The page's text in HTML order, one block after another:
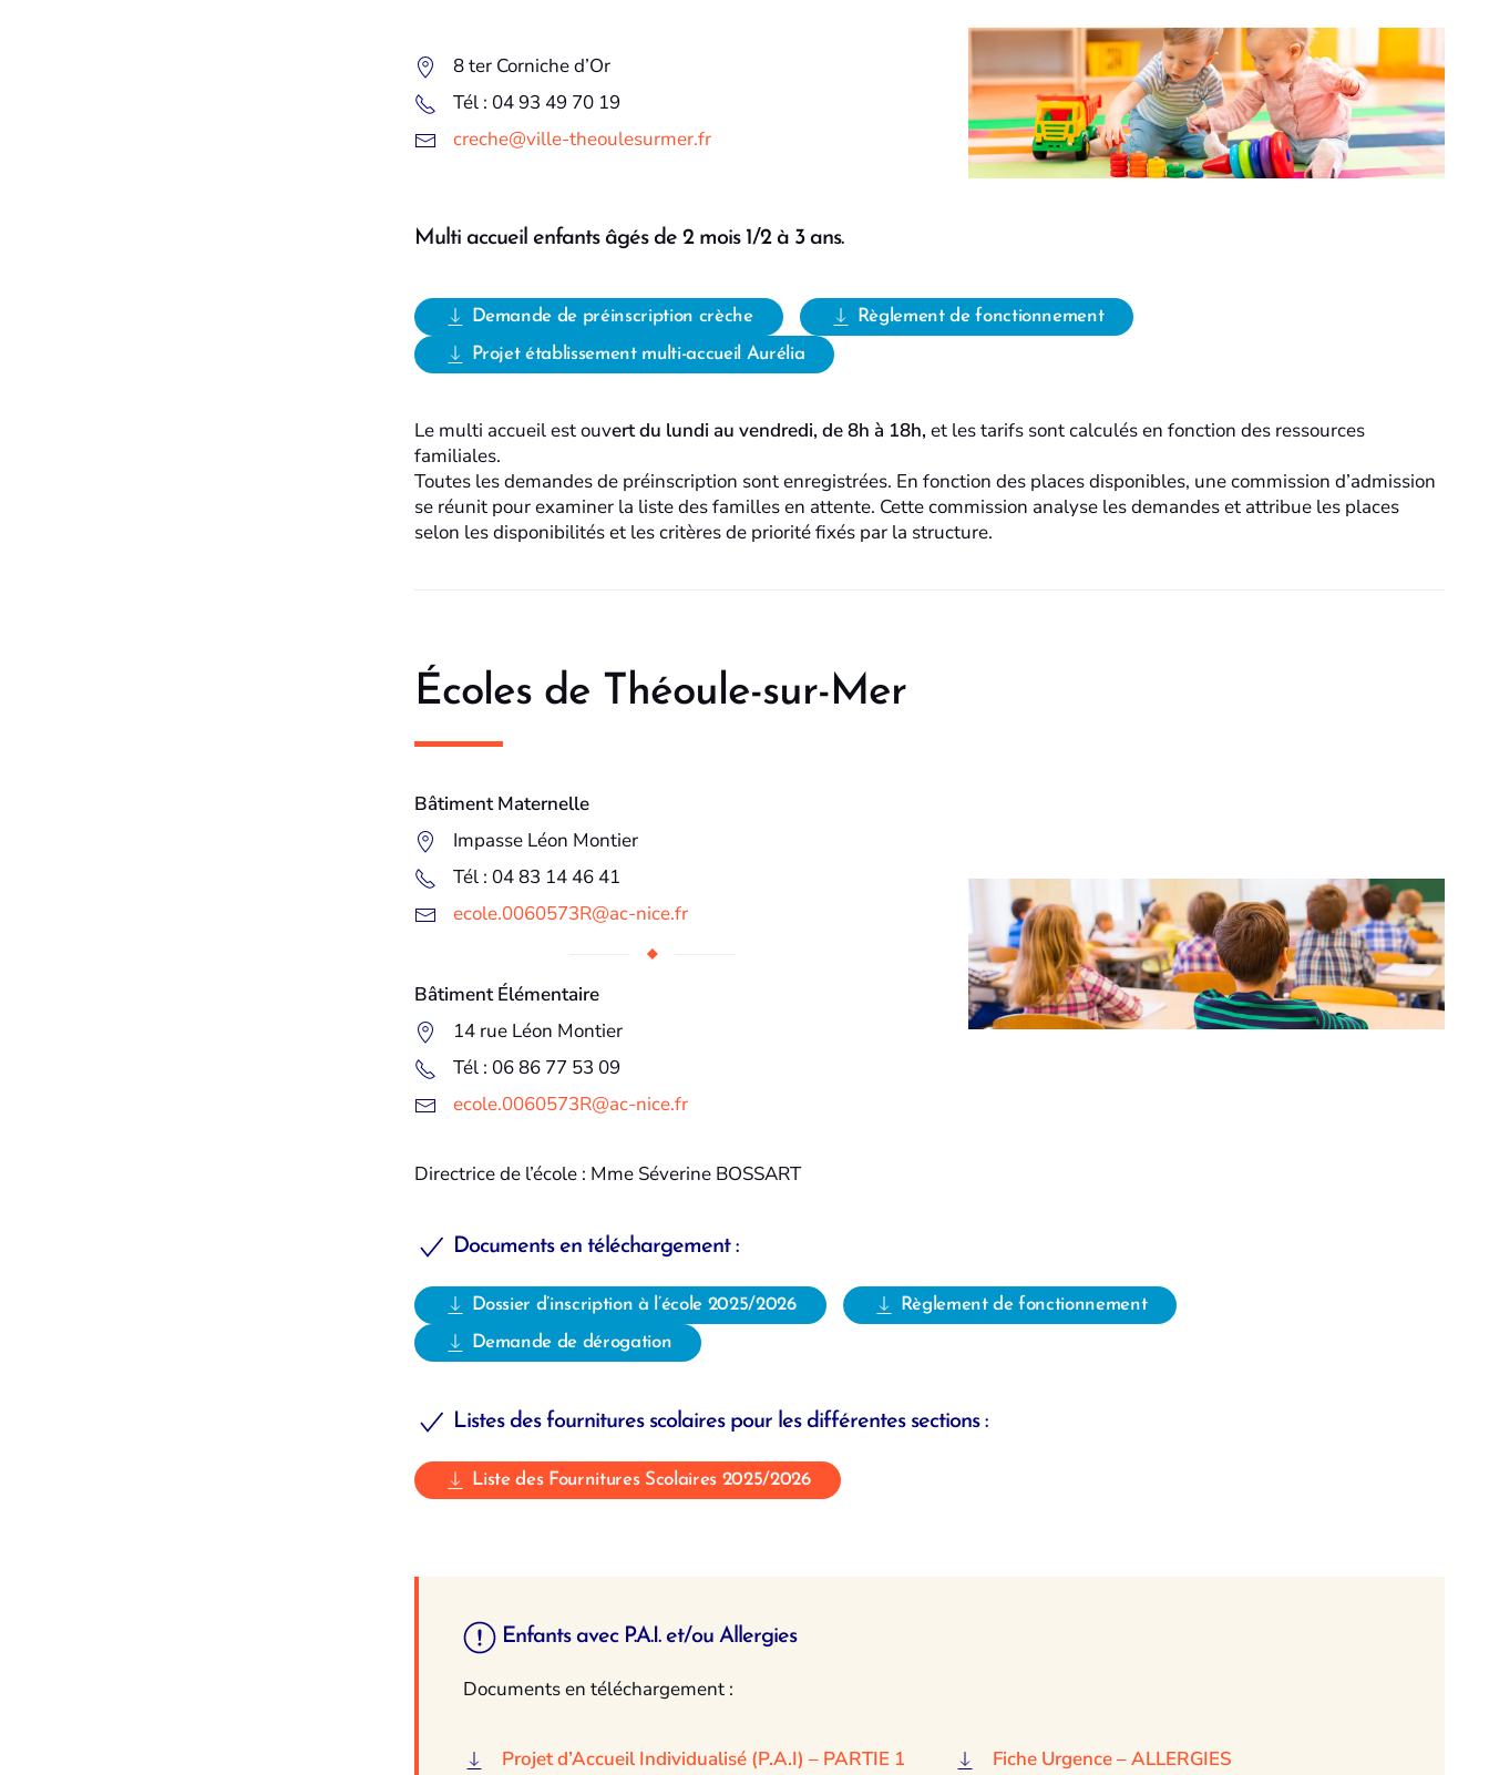
8 ter Corniche d’Or
Tél : 04 93 49 70 19
creche@ville-theoulesurmer.fr
Multi accueil enfants âgés de 2 mois 1/2 à 3 ans.
Demande de préinscription crèche
Règlement de fonctionnement
Projet établissement multi-accueil Aurélia
Le multi accueil est ouvert du lundi au vendredi, de 8h à 18h, et les tarifs sont calculés en fonction des ressources
familiales.
Toutes les demandes de préinscription sont enregistrées. En fonction des places disponibles, une commission d’admission
se réunit pour examiner la liste des familles en attente. Cette commission analyse les demandes et attribue les places
selon les disponibilités et les critères de priorité fixés par la structure.
Écoles de Théoule-sur-Mer
Bâtiment Maternelle
Impasse Léon Montier
Tél : 04 83 14 46 41
ecole.0060573R@ac-nice.fr
Bâtiment Élémentaire
14 rue Léon Montier
Tél : 06 86 77 53 09
ecole.0060573R@ac-nice.fr
Directrice de l’école : Mme Séverine BOSSART
Documents en téléchargement :
Dossier d’inscription à l’école 2025/2026
Règlement de fonctionnement
Demande de dérogation
Listes des fournitures scolaires pour les différentes sections :
Liste des Fournitures Scolaires 2025/2026
Enfants avec P.A.I. et/ou Allergies
Documents en téléchargement :
Projet d’Accueil Individualisé (P.A.I) – PARTIE 1
Fiche Urgence – ALLERGIES